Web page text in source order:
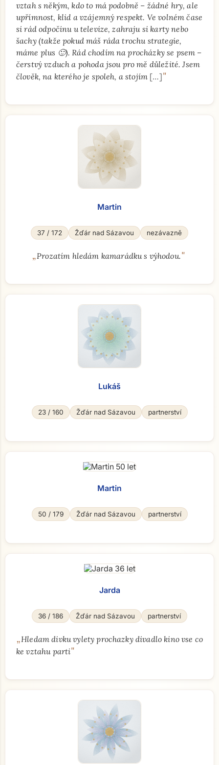
vztah s někým, kdo to má podobně – žádné hry, ale
upřímnost, klid a vzájemný respekt. Ve volném čase
si rád odpočinu u televize, zahraju si karty nebo
šachy (takže pokud máš ráda trochu strategie,
máme plus 🙂). Rád chodím na procházky se psem –
čerstvý vzduch a pohoda jsou pro mě důležité. Jsem
člověk, na kterého je spoleh, a stojím […]"
Martin
37 / 172 Žďár nad Sázavou nezávazně
„Prozatím hledám kamarádku s výhodou."
Lukáš
23 / 160 Žďár nad Sázavou partnerství
Martin
50 / 179 Žďár nad Sázavou partnerství
Jarda
36 / 186 Žďár nad Sázavou partnerství
„Hledam divku vylety prochazky divadlo kino vse co
ke vztahu parti"